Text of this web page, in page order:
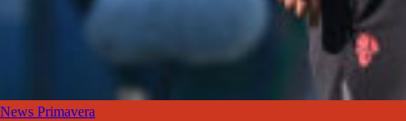
News Primavera